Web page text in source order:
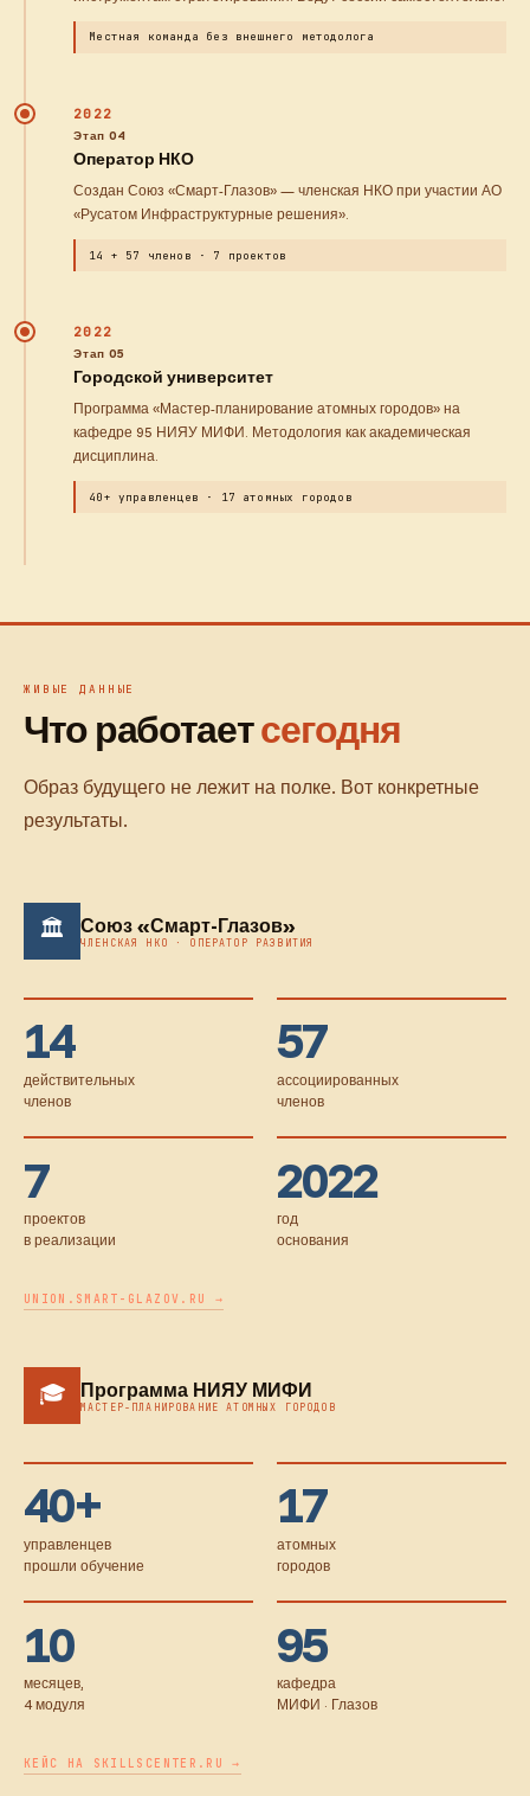
Местная команда без внешнего методолога
2022
Этап 04
Оператор НКО
Создан Союз «Смарт-Глазов» — членская НКО при участии АО
«Русатом Инфраструктурные решения».
14 + 57 членов · 7 проектов
2022
Этап 05
Городской университет
Программа «Мастер-планирование атомных городов» на
кафедре 95 НИЯУ МИФИ. Методология как академическая
дисциплина.
40+ управленцев · 17 атомных городов
ЖИВЫЕ ДАННЫЕ
Что работаетсегодня
Образ будущего не лежит на полке. Вот конкретные
результаты.
🏛 Союз «Смарт-Глазов»
ЧЛЕНСКАЯ НКО · ОПЕРАТОР РАЗВИТИЯ
14
действительных
членов
57
ассоциированных
членов
7
проектов
в реализации
2022
год
основания
UNION.SMART-GLAZOV.RU →
🎓 Программа НИЯУ МИФИ
МАСТЕР-ПЛАНИРОВАНИЕ АТОМНЫХ ГОРОДОВ
40+
управленцев
прошли обучение
17
атомных
городов
10
месяцев,
4 модуля
95
кафедра
МИФИ · Глазов
КЕЙС НА SKILLSCENTER.RU →